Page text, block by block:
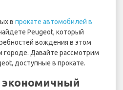
в прокате автомобилей в
Peugeot, который
вождения в этом
городе. Давайте рассмотрим
доступные в прокате.